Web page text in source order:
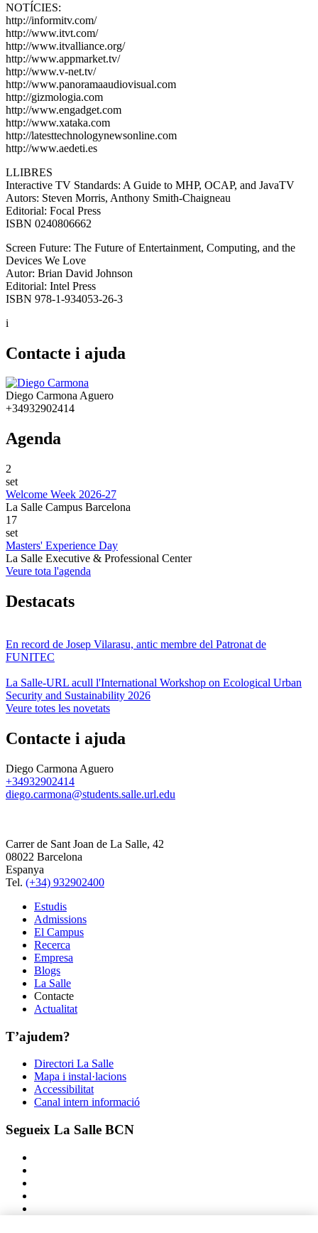
NOTÍCIES:
http://informitv.com/
http://www.itvt.com/
http://www.itvalliance.org/
http://www.appmarket.tv/
http://www.v-net.tv/
http://www.panoramaaudiovisual.com
http://gizmologia.com
http://www.engadget.com
http://www.xataka.com
http://latesttechnologynewsonline.com
http://www.aedeti.es
LLIBRES
Interactive TV Standards: A Guide to MHP, OCAP, and JavaTV
Autors: Steven Morris, Anthony Smith-Chaigneau
Editorial: Focal Press
ISBN 0240806662
Screen Future: The Future of Entertainment, Computing, and the
Devices We Love
Autor: Brian David Johnson
Editorial: Intel Press
ISBN 978-1-934053-26-3
i
Contacte i ajuda
Diego Carmona Aguero
+34932902414
Agenda
2
set
Welcome Week 2026-27
La Salle Campus Barcelona
17
set
Masters' Experience Day
La Salle Executive & Professional Center
Veure tota l'agenda
Destacats
En record de Josep Vilarasu, antic membre del Patronat de
FUNITEC
La Salle-URL acull l'International Workshop on Ecological Urban
Security and Sustainability 2026
Veure totes les novetats
Contacte i ajuda
Diego Carmona Aguero
+34932902414
diego.carmona@students.salle.url.edu
Carrer de Sant Joan de La Salle, 42
08022 Barcelona
Espanya
Tel. (+34) 932902400
Estudis
Admissions
El Campus
Recerca
Empresa
Blogs
La Salle
Contacte
Actualitat
T’ajudem?
Directori La Salle
Mapa i instal·lacions
Accessibilitat
Canal intern informació
Segueix La Salle BCN